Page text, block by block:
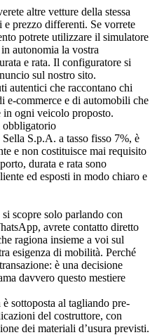
altre vetture della stessa
prezzo differenti. Se vorrete
potrete utilizzare il simulatore
autonomia la vostra
e rata. Il configuratore si
sul nostro sito.
autentici che raccontano chi
e-commerce e di automobili che
in ogni veicolo proposto.
obbligatorio
S.p.A. a tasso fisso 7%, è
e non costituisce mai requisito
durata e rata sono
ed esposti in modo chiaro e
scopre solo parlando con
avrete contatto diretto
ragiona insieme a voi sul
esigenza di mobilità. Perché
è una decisione
davvero questo mestiere
sottoposta al tagliando pre-
del costruttore, con
dei materiali d’usura previsti.